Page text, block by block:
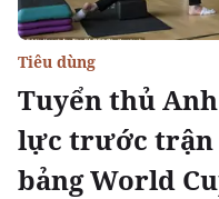
Tuyển thủ
lực trước trận
bảng World
Tiêu dùng